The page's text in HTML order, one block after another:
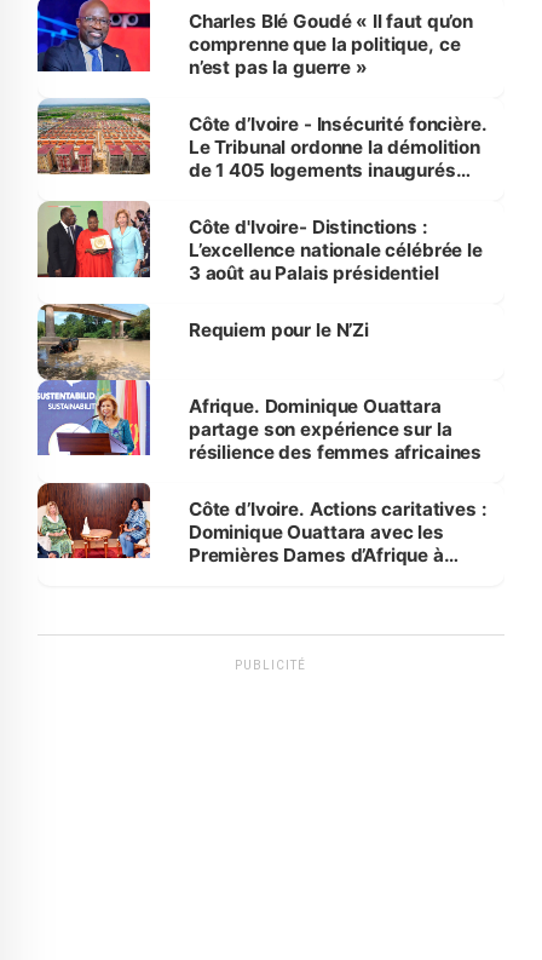
Charles Blé Goudé « Il faut qu’on
comprenne que la politique, ce
n’est pas la guerre »
Côte d’Ivoire - Insécurité foncière.
Le Tribunal ordonne la démolition
de 1 405 logements inaugurés
Bassam
Côte d'Ivoire- Distinctions :
L’excellence nationale célébrée le
3 août au Palais présidentiel
Requiem pour le N’Zi
Afrique. Dominique Ouattara
partage son expérience sur la
résilience des femmes africaines
Côte d’Ivoire. Actions caritatives :
Dominique Ouattara avec les
Premières Dames d’Afrique à
PUBLICITÉ